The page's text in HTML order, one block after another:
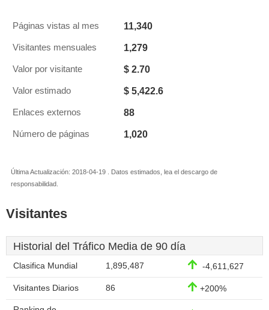
Páginas vistas al mes 11,340
Visitantes mensuales 1,279
Valor por visitante $ 2.70
Valor estimado $ 5,422.6
Enlaces externos 88
Número de páginas 1,020
Última Actualización: 2018-04-19 . Datos estimados, lea el descargo de
responsabilidad.
Visitantes
Historial del Tráfico Media de 90 día
Clasifica Mundial 1,895,487 -4,611,627
Visitantes Diarios 86 +200%